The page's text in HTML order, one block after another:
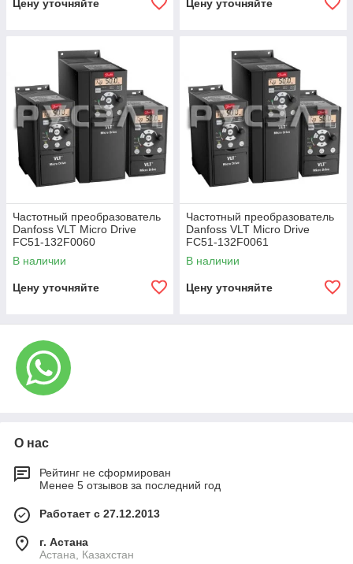
Цену уточняйте Цену уточняйте
Частотный преобразователь
Danfoss VLT Micro Drive
FC51-132F0060
В наличии
Цену уточняйте
Частотный преобразователь
Danfoss VLT Micro Drive
FC51-132F0061
В наличии
Цену уточняйте
О нас
Рейтинг не сформирован
Менее 5 отзывов за последний год
Работает с 27.12.2013
г. Астана
Астана, Казахстан